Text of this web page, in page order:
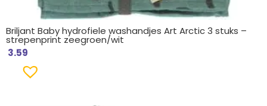
Briljant Baby hydrofiele washandjes Art Arctic 3 stuks –
strepenprint zeegroen/wit
3.59